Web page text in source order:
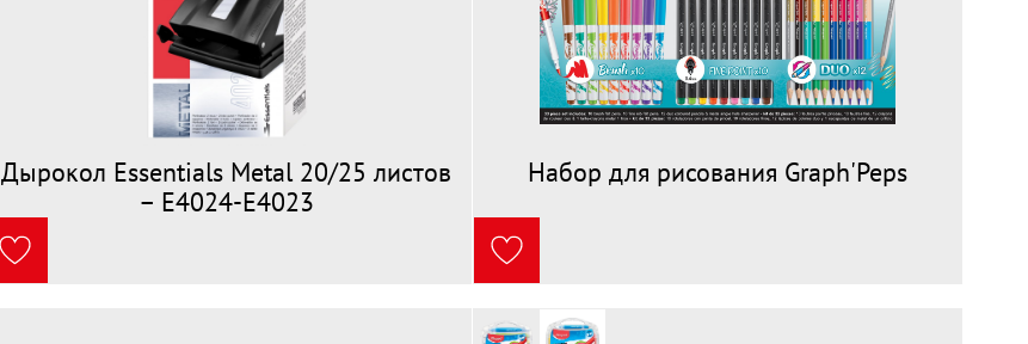
Дырокол Essentials Metal 20/25 листов
– E4024-E4023
Набор для рисования Graph'Peps